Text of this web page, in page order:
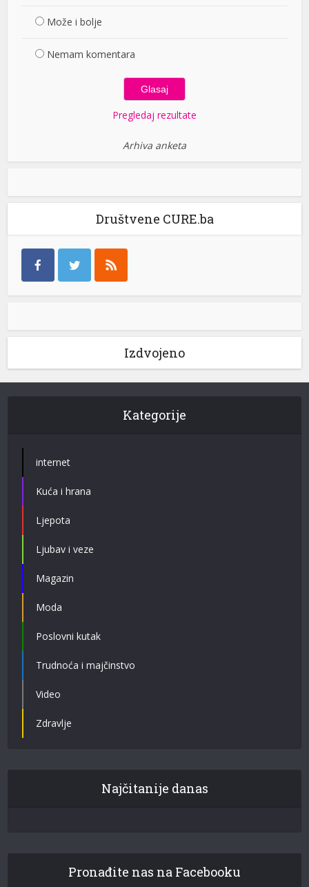
Može i bolje
Nemam komentara
Pregledaj rezultate
Arhiva anketa
Društvene CURE.ba
Izdvojeno
Kategorije
internet
Kuća i hrana
Ljepota
Ljubav i veze
Magazin
Moda
Poslovni kutak
Trudnoća i majčinstvo
Video
Zdravlje
Najčitanije danas
Pronađite nas na Facebooku